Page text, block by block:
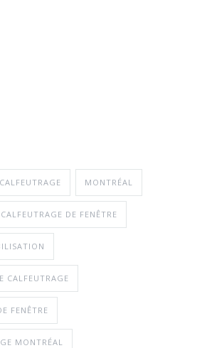
MONTRÉAL
CALFEUTRAGE DE FENÊTRE
CALFEUTRAGE
FENÊTRE
MONTRÉAL